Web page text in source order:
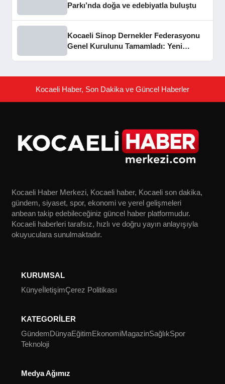
Parkı’nda doğa ve edebiyatla buluştu
Kocaeli Sinop Dernekler Federasyonu
Genel Kurulunu Tamamladı: Yeni
Kocaeli Haber, Son Dakika ve Güncel Haberler
Kocaeli Haber Merkezi, Kocaeli haber, Kocaeli son dakika,
gündem, siyaset, spor, ekonomi ve yerel gelişmeleri
anbean takip edebileceğiniz güncel haber platformudur.
Kocaeli haberleri tarafsız, hızlı ve doğru yayın anlayışıyla
okuyuculara sunulmaktadır.
KURUMSAL
KünyeİletişimÇerez Politikası
KATEGORİLER
GündemDünyaEğitimEkonomiMagazinSağlıkSpor
Teknoloji
Medya Ağımız